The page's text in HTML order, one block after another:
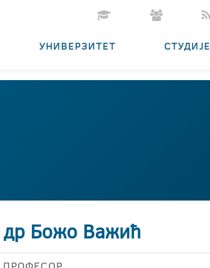
УНИВЕРЗИТЕТ СТУДИЈЕ
Божо Важић